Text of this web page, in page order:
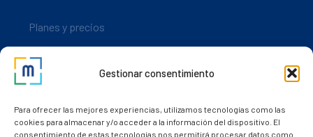
Gestionar consentimiento
Para ofrecer las mejores experiencias, utilizamos tecnologías como las
cookies para almacenar y/o acceder a la información del dispositivo. El
consentimiento de estas tecnologías nos permitirá procesar datos como
Planes y precios
Descarga nuestra app
Nuestros clientes
Dudas y consultas